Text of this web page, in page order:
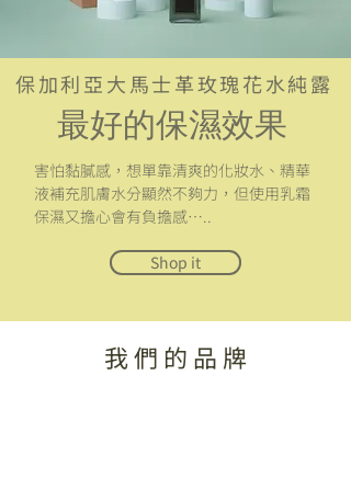
​保加利亞大馬士革玫瑰花水純露
最好的保濕效果
​害怕黏膩感，想單靠清爽的化妝水、精華
液補充肌膚水分顯然不夠力，但使用乳霜
保濕又擔心會有負擔感…..
Shop it
​我 們 的 品 牌